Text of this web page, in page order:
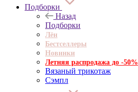
Подборки
Назад
Подборки
Лён
Бестселлеры
Новинки
Летняя распродажа до -50%
Вязаный трикотаж
Сэмпл